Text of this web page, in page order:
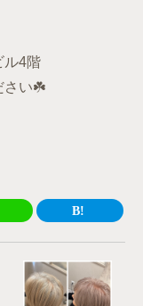
ル4階
さい☘️